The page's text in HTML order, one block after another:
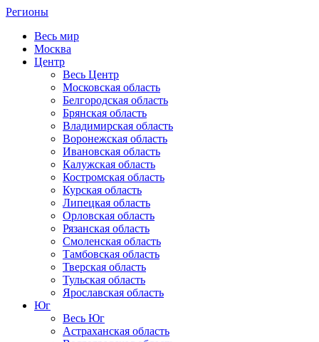
Регионы
Весь мир
Москва
Центр
Весь Центр
Московская область
Белгородская область
Брянская область
Владимирская область
Воронежская область
Ивановская область
Калужская область
Костромская область
Курская область
Липецкая область
Орловская область
Рязанская область
Смоленская область
Тамбовская область
Тверская область
Тульская область
Ярославская область
Юг
Весь Юг
Астраханская область